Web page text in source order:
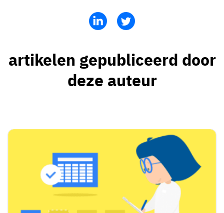
artikelen gepubliceerd door
deze auteur